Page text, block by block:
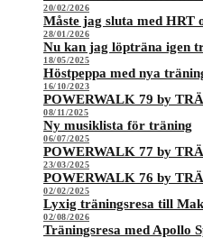
20/02/2026
Måste jag sluta med HRT
28/01/2026
Nu kan jag löpträna igen
18/05/2025
Höstpeppa med nya
16/10/2023
POWERWALK 79 by
08/11/2025
Ny musiklista för träning
06/07/2025
POWERWALK 77 by
23/03/2025
POWERWALK 76 by
02/02/2025
Lyxig träningsresa till
02/08/2026
Träningsresa med Apollo